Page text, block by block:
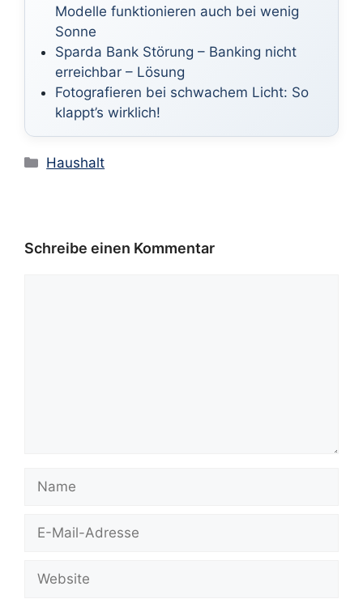
Modelle funktionieren auch bei wenig
Sonne
Sparda Bank Störung – Banking nicht
erreichbar – Lösung
Fotografieren bei schwachem Licht: So
klappt’s wirklich!
Kategorien
Haushalt
Schreibe einen Kommentar
Mail-